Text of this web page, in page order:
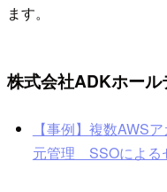
ます。
株式会社ADKホール
【事例】複数AWS
元管理 SSOによる